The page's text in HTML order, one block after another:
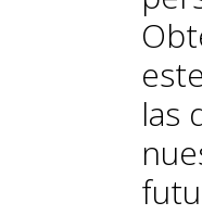
las